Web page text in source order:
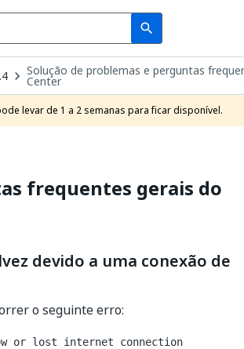
search
Search
Solução de problemas e perguntas
Center
levar de 1 a 2 semanas para ficar disponível.
frequentes gerais do
devido a uma conexão de
o seguinte erro:
or lost internet connection